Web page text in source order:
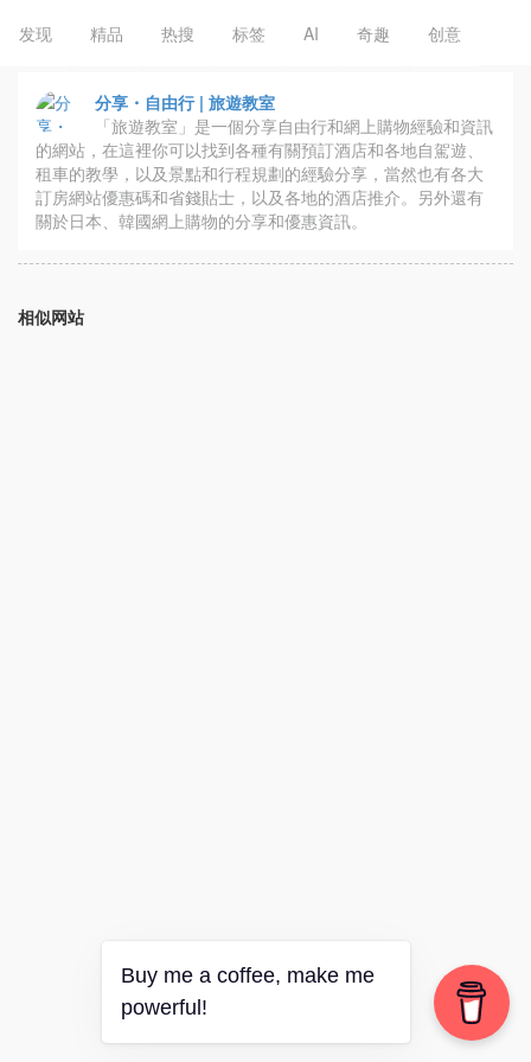
发现 精品 热搜 标签 AI 奇趣 创意
分享・自由行 | 旅遊教室
「旅遊教室」是一個分享自由行和網上購物經驗和資訊
的網站，在這裡你可以找到各種有關預訂酒店和各地自駕遊、
租車的教學，以及景點和行程規劃的經驗分享，當然也有各大
訂房網站優惠碼和省錢貼士，以及各地的酒店推介。另外還有
關於日本、韓國網上購物的分享和優惠資訊。
相似网站
Buy me a coffee, make me
powerful!